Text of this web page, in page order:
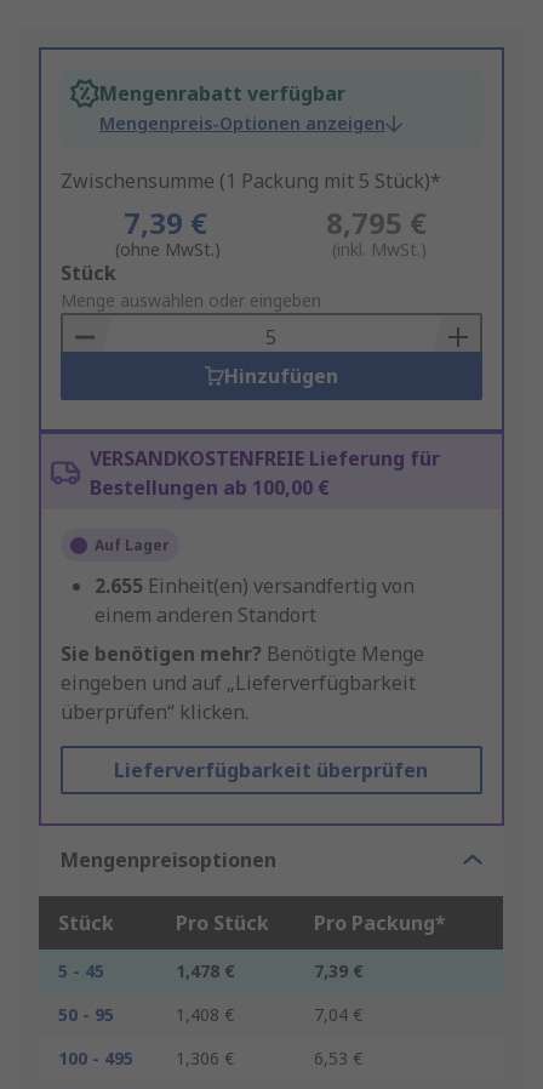
Mengenrabatt verfügbar
Mengenpreis-Optionen anzeigen
Zwischensumme (1 Packung mit 5 Stück)*
7,39 €
(ohne MwSt.)
8,795 €
(inkl. MwSt.)
Add
to
Basket
Stück
Menge auswählen oder eingeben
Hinzufügen
VERSANDKOSTENFREIE Lieferung für
Bestellungen ab 100,00 €
Auf Lager
2.655 Einheit(en) versandfertig von
einem anderen Standort
Sie benötigen mehr? Benötigte Menge
eingeben und auf „Lieferverfügbarkeit
überprüfen“ klicken.
Lieferverfügbarkeit überprüfen
Mengenpreisoptionen
Stück Pro Stück Pro Packung*
5 - 45 1,478 €
7,39 €
50 - 95
1,408 €
7,04 €
100 - 495
1,306 €
6,53 €